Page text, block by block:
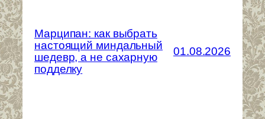
Марципан: как выбрать
настоящий миндальный
шедевр, а не сахарную
подделку
01.08.2026